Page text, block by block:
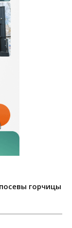
горчицы